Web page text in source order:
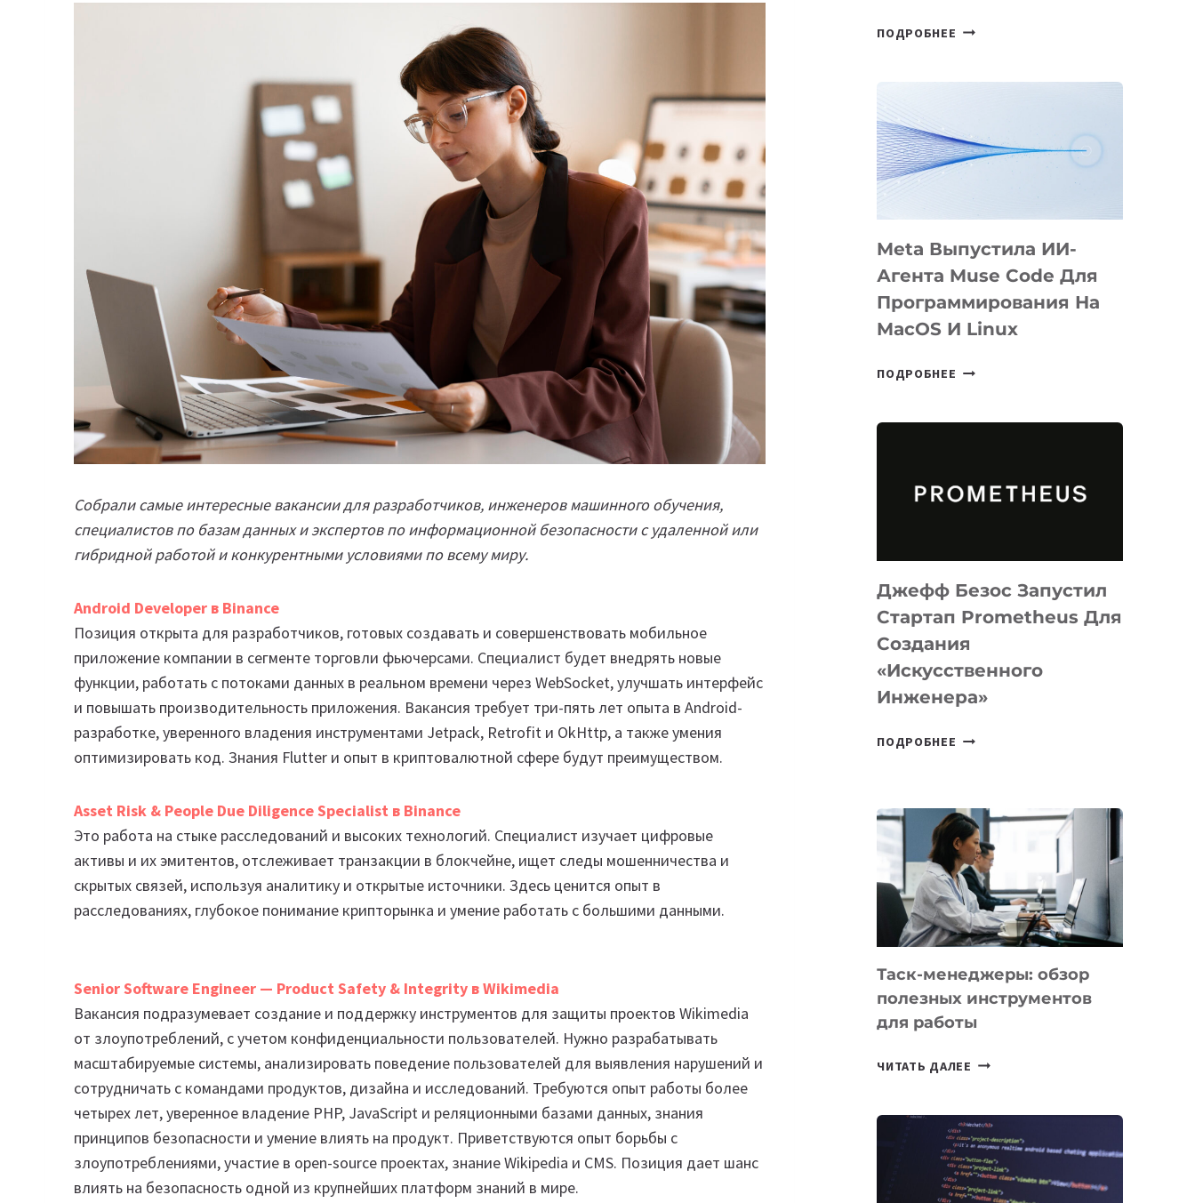
Собрали самые интересные вакансии для разработчиков, инженеров машинного обучения,
специалистов по базам данных и экспертов по информационной безопасности с удаленной или
гибридной работой и конкурентными условиями по всему миру.
Android Developer в Binance
Позиция открыта для разработчиков, готовых создавать и совершенствовать мобильное
приложение компании в сегменте торговли фьючерсами. Специалист будет внедрять новые
функции, работать с потоками данных в реальном времени через WebSocket, улучшать интерфейс
и повышать производительность приложения. Вакансия требует три-пять лет опыта в Android-
разработке, уверенного владения инструментами Jetpack, Retrofit и OkHttp, а также умения
оптимизировать код. Знания Flutter и опыт в криптовалютной сфере будут преимуществом.
Asset Risk & People Due Diligence Specialist в Binance
Это работа на стыке расследований и высоких технологий. Специалист изучает цифровые
активы и их эмитентов, отслеживает транзакции в блокчейне, ищет следы мошенничества и
скрытых связей, используя аналитику и открытые источники. Здесь ценится опыт в
расследованиях, глубокое понимание крипторынка и умение работать с большими данными.
SeniorSoftware Engineer — Product Safety & Integrity в Wikimedia
Вакансия подразумевает создание и поддержку инструментов для защиты проектов Wikimedia
от злоупотреблений, с учетом конфиденциальности пользователей. Нужно разрабатывать
масштабируемые системы, анализировать поведение пользователей для выявления нарушений и
сотрудничать с командами продуктов, дизайна и исследований. Требуются опыт работы более
четырех лет, уверенное владение PHP, JavaScript и реляционными базами данных, знания
принципов безопасности и умение влиять на продукт. Приветствуются опыт борьбы с
злоупотреблениями, участие в open-source проектах, знание Wikipedia и CMS. Позиция дает шанс
влиять на безопасность одной из крупнейших платформ знаний в мире.
ПОДРОБНЕЕ HIGGSFIELD
BÖRÜ
НА
Meta Выпустила ИИ-
Агента Muse Code Для
Программирования На
MacOS И Linux
ПОДРОБНЕЕ META
ДЛЯ
И
LINUX
Джефф Безос Запустил
Стартап Prometheus Для
Создания
«искусственного
Инженера»
ПОДРОБНЕЕ ДЖЕФФ
PROMETHEUS
ДЛЯ
СОЗДАНИЯ
«ИСКУССТВЕННОГО
ИНЖЕНЕРА»
Таск-менеджеры: обзор
полезных инструментов
для работы
ЧИТАТЬ ДАЛЕЕ ТАСК-
ПОЛЕЗНЫХ
ИНСТРУМЕНТОВ
ДЛЯ
РАБОТЫ